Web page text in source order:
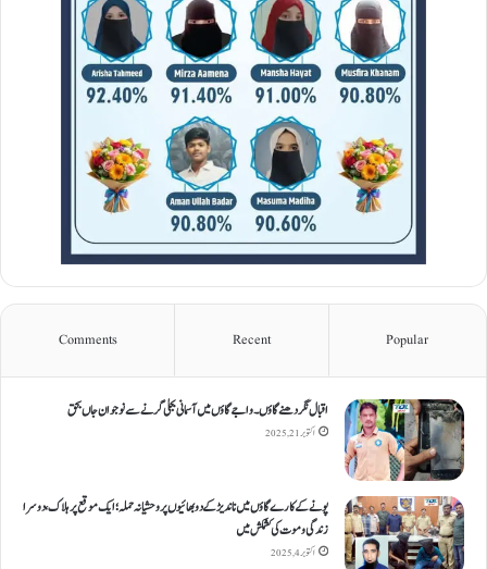
Popular
Recent
Comments
اقبال نگر دھنےگاؤں۔ واجےگاؤں میں آسمانی بجلی گرنے سے نوجوان جاں بحق
اکتوبر 21, 2025
پونے کے کارےگاؤں میں ناندیڑ کے دو بھائیوں پر وحشیانہ حملہ؛ ایک موقع پر ہلاک، دوسرا
زندگی و موت کی کشمکش میں
اکتوبر 4, 2025